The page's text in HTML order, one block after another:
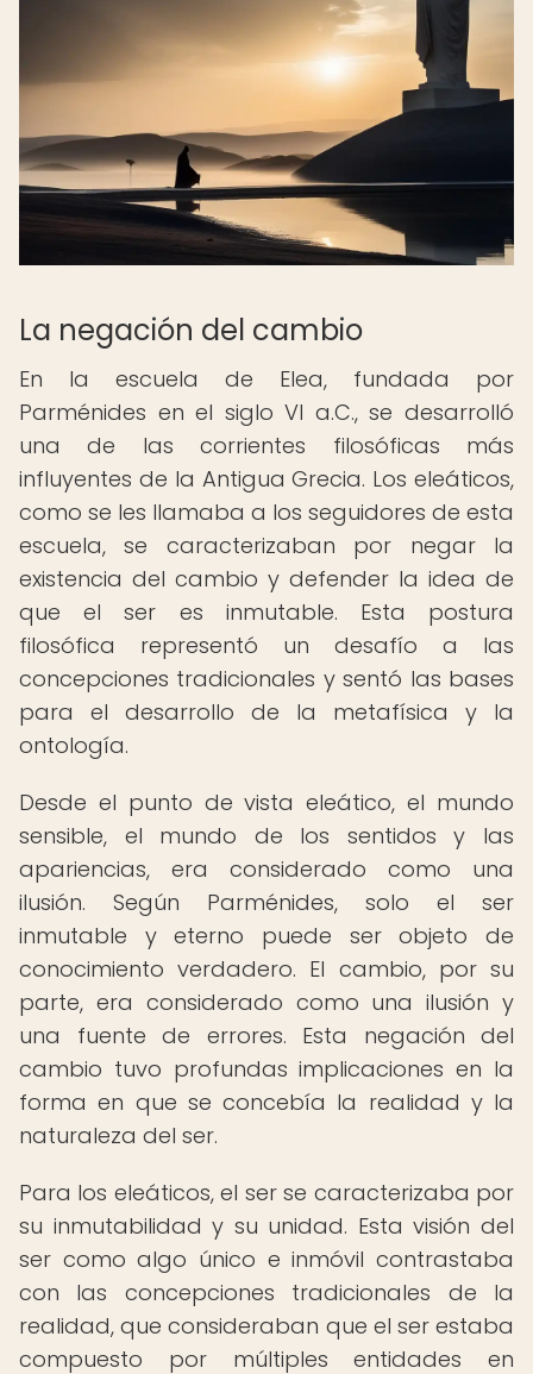
La negación del cambio
En la escuela de Elea, fundada por
Parménides en el siglo VI a.C., se desarrolló
una de las corrientes filosóficas más
influyentes de la Antigua Grecia. Los eleáticos,
como se les llamaba a los seguidores de esta
escuela, se caracterizaban por negar la
existencia del cambio y defender la idea de
que el ser es inmutable. Esta postura
filosófica representó un desafío a las
concepciones tradicionales y sentó las bases
para el desarrollo de la metafísica y la
ontología.
Desde el punto de vista eleático, el mundo
sensible, el mundo de los sentidos y las
apariencias, era considerado como una
ilusión. Según Parménides, solo el ser
inmutable y eterno puede ser objeto de
conocimiento verdadero. El cambio, por su
parte, era considerado como una ilusión y
una fuente de errores. Esta negación del
cambio tuvo profundas implicaciones en la
forma en que se concebía la realidad y la
naturaleza del ser.
Para los eleáticos, el ser se caracterizaba por
su inmutabilidad y su unidad. Esta visión del
ser como algo único e inmóvil contrastaba
con las concepciones tradicionales de la
realidad, que consideraban que el ser estaba
compuesto por múltiples entidades en